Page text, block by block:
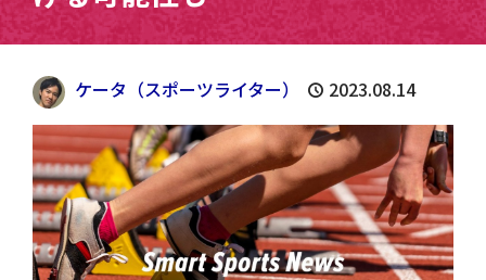
ケータ（スポーツライター） 2023.08.14